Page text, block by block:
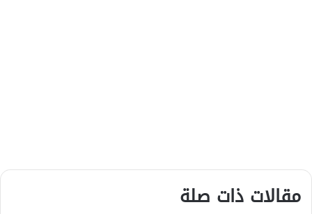
مقالات ذات صلة